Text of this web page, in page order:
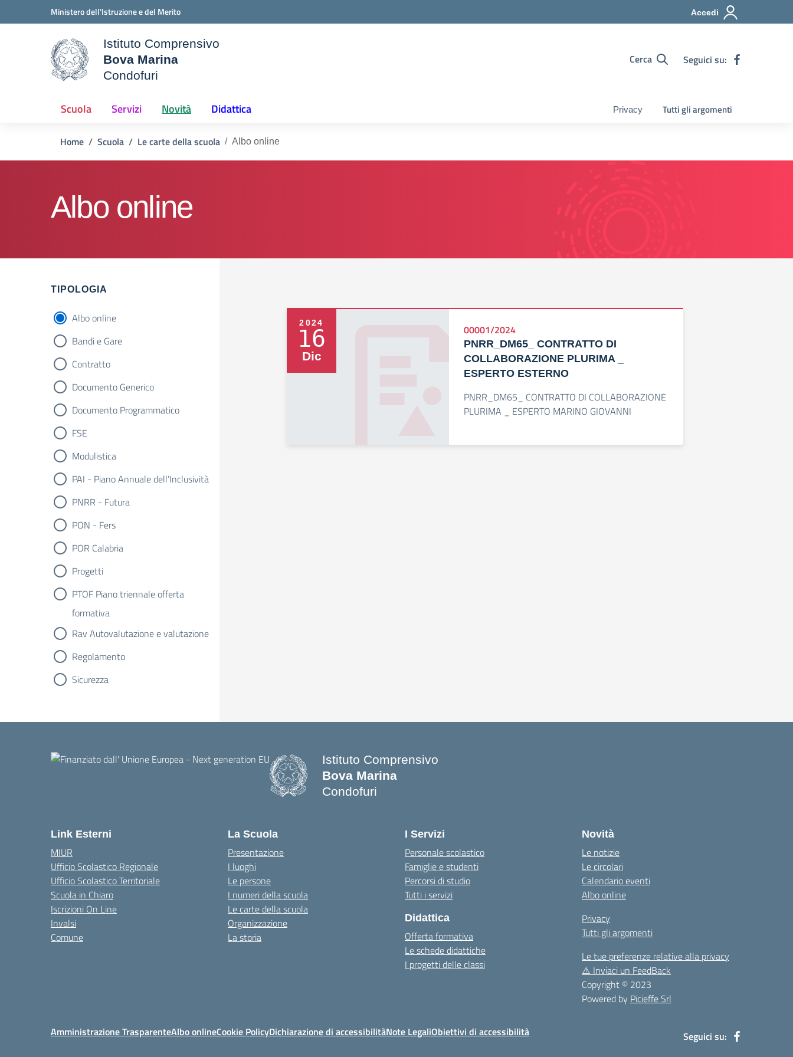
Vai ai contenuti
Vai al menu di navigazioneMinistero dell'Istruzione e del Merito Accedi
della scuola
Istituto Comprensivo
Bova Marina
Condofuri
Cerca Seguici su:
Scuola Servizi Novità Didattica Privacy Tutti gli argomenti
Home Scuola Le carte della scuola Albo online
Albo online
Filtri
TIPOLOGIA
Albo online
Bandi e Gare
Contratto
Documento Generico
Documento Programmatico
FSE
Modulistica
PAI - Piano Annuale dell’Inclusività
PNRR - Futura
PON - Fers
POR Calabria
Progetti
PTOF Piano triennale offerta
formativa
Rav Autovalutazione e valutazione
Regolamento
Sicurezza
2024
16
Dic
00001/2024
PNRR_DM65_ CONTRATTO DI
COLLABORAZIONE PLURIMA _
ESPERTO ESTERNO
PNRR_DM65_ CONTRATTO DI COLLABORAZIONE
PLURIMA _ ESPERTO MARINO GIOVANNI
Istituto Comprensivo
Bova Marina
Condofuri
Link Esterni
MIUR
Ufficio Scolastico Regionale
Ufficio Scolastico Territoriale
Scuola in Chiaro
Iscrizioni On Line
Invalsi
Comune
La Scuola
Presentazione
I luoghi
Le persone
I numeri della scuola
Le carte della scuola
Organizzazione
La storia
I Servizi
Personale scolastico
Famiglie e studenti
Percorsi di studio
Tutti i servizi
Didattica
Offerta formativa
Le schede didattiche
I progetti delle classi
Novità
Le notizie
Le circolari
Calendario eventi
Albo online
Privacy
Tutti gli argomenti
Le tue preferenze relative alla privacy
⚠️ Inviaci un FeedBack
Copyright © 2023
Powered by Picieffe Srl
Amministrazione TrasparenteAlbo onlineCookie PolicyDichiarazione di accessibilitàNote LegaliObiettivi di accessibilità Seguici su: